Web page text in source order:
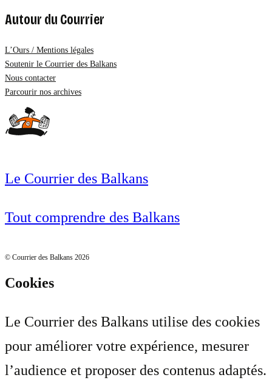
Autour du Courrier
L’Ours / Mentions légales
Soutenir le Courrier des Balkans
Nous contacter
Parcourir nos archives
Le Courrier des Balkans
Tout comprendre des Balkans
© Courrier des Balkans 2026
Cookies
Le Courrier des Balkans utilise des cookies
pour améliorer votre expérience, mesurer
l’audience et proposer des contenus adaptés.